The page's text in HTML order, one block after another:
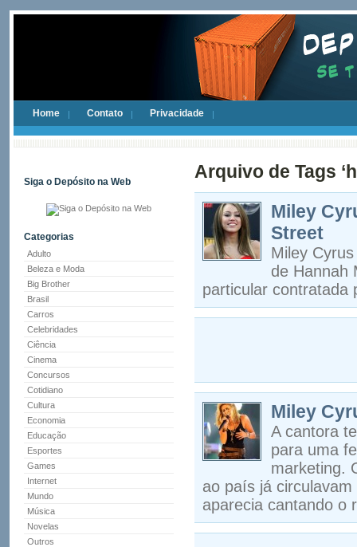
Home Contato Privacidade
Siga o Depósito na Web
Categorias
Adulto
Beleza e Moda
Big Brother
Brasil
Carros
Celebridades
Ciência
Cinema
Concursos
Cotidiano
Cultura
Economia
Educação
Esportes
Games
Internet
Mundo
Música
Novelas
Outros
Arquivo de Tags
Miley
Street
Miley
de Hannah
particular contratada
Miley
A cantora
para uma
marketing.
ao país já
aparecia cantando o